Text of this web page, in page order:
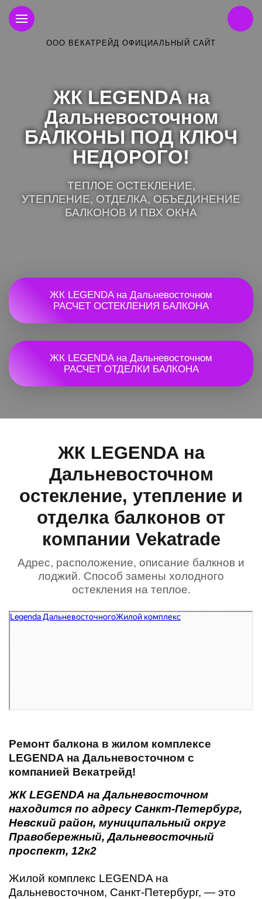
ООО ВЕКАТРЕЙД ОФИЦИАЛЬНЫЙ САЙТ
ЖК LEGENDA на
Дальневосточном
БАЛКОНЫ ПОД КЛЮЧ
НЕДОРОГО!
ТЕПЛОЕ ОСТЕКЛЕНИЕ,
УТЕПЛЕНИЕ, ОТДЕЛКА, ОБЪЕДИНЕНИЕ
БАЛКОНОВ И ПВХ ОКНА
ЖК LEGENDA на Дальневосточном
РАСЧЕТ ОСТЕКЛЕНИЯ БАЛКОНА
ЖК LEGENDA на Дальневосточном
РАСЧЕТ ОТДЕЛКИ БАЛКОНА
ЖК LEGENDA на
Дальневосточном
остекление, утепление и
отделка балконов от
компании Vekatrade
Адрес, расположение, описание балкнов и
лоджий. Способ замены холодного
остекления на теплое.
Legenda Дальневосточного
Ремонт балкона в жилом комплексе
LEGENDA на Дальневосточном с
компанией Векатрейд!
ЖК LEGENDA на Дальневосточном
находится по адресу Санкт-Петербург,
Невский район, муниципальный округ
Правобережный, Дальневосточный
проспект, 12к2
Жилой комплекс LEGENDA на
Дальневосточном, Санкт-Петербург, — это